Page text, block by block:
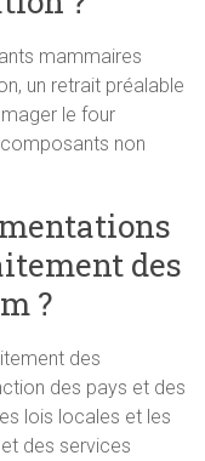
mammaires
un retrait préalable
le four
non
des
?
des
des pays et des
lois locales et les
des services